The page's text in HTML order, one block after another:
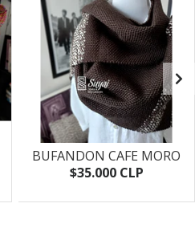
BUFANDON CAFE MORO
$35.000 CLP